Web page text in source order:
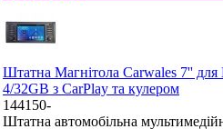
Штатна Mагнітола Carwales 7''
4/32GB з CarPlay та кулером
144150-
Штатна автомобільна